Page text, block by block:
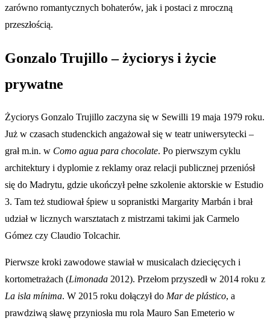
zarówno romantycznych bohaterów, jak i postaci z mroczną
przeszłością.
Gonzalo Trujillo – życiorys i życie
prywatne
Życiorys Gonzalo Trujillo zaczyna się w Sewilli 19 maja 1979 roku.
Już w czasach studenckich angażował się w teatr uniwersytecki –
grał m.in. w Como agua para chocolate. Po pierwszym cyklu
architektury i dyplomie z reklamy oraz relacji publicznej przeniósł
się do Madrytu, gdzie ukończył pełne szkolenie aktorskie w Estudio
3. Tam też studiował śpiew u sopranistki Margarity Marbán i brał
udział w licznych warsztatach z mistrzami takimi jak Carmelo
Gómez czy Claudio Tolcachir.
Pierwsze kroki zawodowe stawiał w musicalach dziecięcych i
kortometrażach (Limonada 2012). Przełom przyszedł w 2014 roku z
La isla mínima. W 2015 roku dołączył do Mar de plástico, a
prawdziwą sławę przyniosła mu rola Mauro San Emeterio w